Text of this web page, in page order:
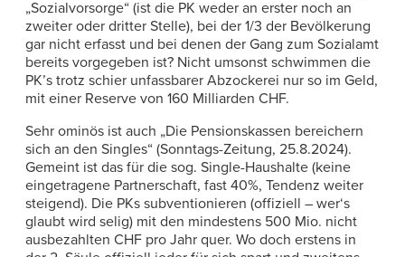
„Sozialvorsorge“ (ist die PK weder an erster noch an
zweiter oder dritter Stelle), bei der 1/3 der Bevölkerung
gar nicht erfasst und bei denen der Gang zum Sozialamt
bereits vorgegeben ist? Nicht umsonst schwimmen die
PK’s trotz schier unfassbarer Abzockerei nur so im Geld,
mit einer Reserve von 160 Milliarden CHF.
Sehr ominös ist auch „Die Pensionskassen bereichern
sich an den Singles“ (Sonntags-Zeitung, 25.8.2024).
Gemeint ist das für die sog. Single-Haushalte (keine
eingetragene Partnerschaft, fast 40%, Tendenz weiter
steigend). Die PKs subventionieren (offiziell – wer‘s
glaubt wird selig) mit den mindestens 500 Mio. nicht
ausbezahlten CHF pro Jahr quer. Wo doch erstens in